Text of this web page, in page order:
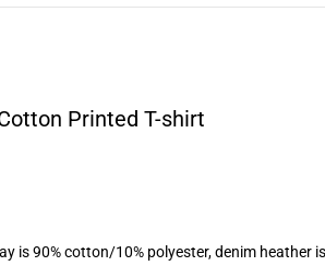
Printed T-shirt
is 90% cotton/10% polyester, denim heather